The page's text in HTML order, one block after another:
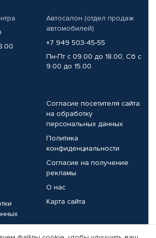
Автосалон (отдел продаж
автомобилей)
+7 949 503-45-55
Пн-Пт с 09.00 до 18.00, Сб с
9.00 до 15.00
Согласие посетителя сайта
на обработку
персональных данных
Политика
конфиденциальности
Согласие на получение
рекламы
О нас
Карта сайта